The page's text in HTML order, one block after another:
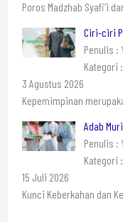
Poros Madzhab Syafi’i
Ciri-ciri
Penulis :
Kategori
3 Agustus 2026
Kepemimpinan
Adab
Penulis :
Kategori
15 Juli 2026
Kunci Keberkahan dan